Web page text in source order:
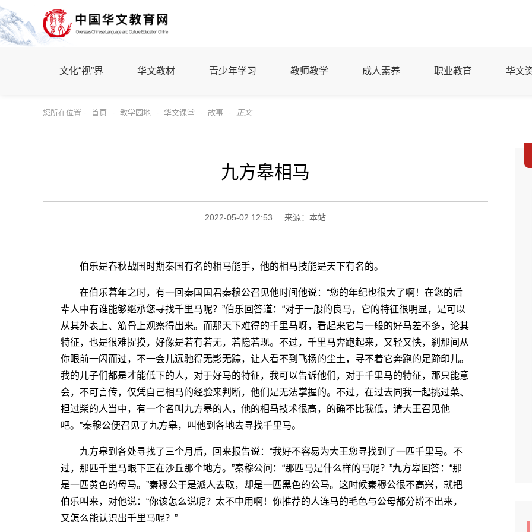
文化“视”界 华文教材 青少年学习 教师教学 成人素养 职业教育 华文
您所在位置 - 首页 - 教学园地 - 华文课堂 - 故事 - 正文
九方皋相马
2022-05-02 12:53 来源：本站
伯乐是春秋战国时期秦国有名的相马能手，他的相马技能是天下有名的。
在伯乐暮年之时，有一回秦国国君秦穆公召见他时间他说：“您的年纪也很大了啊！在您的后
辈人中有谁能够继承您寻找千里马呢？”伯乐回答道：“对于一般的良马，它的特征很明显，是可以
从其外表上、筋骨上观察得出来。而那天下难得的千里马呀，看起来它与一般的好马差不多，论其
特征，也是很难捉摸，好像是若有若无，若隐若现。不过，千里马奔跑起来，又轻又快，刹那间从
你眼前一闪而过，不一会儿远驰得无影无踪，让人看不到飞扬的尘土，寻不着它奔跑的足蹄印儿。
我的儿子们都是才能低下的人，对于好马的特征，我可以告诉他们，对于千里马的特征，那只能意
会，不可言传，仅凭自己相马的经验来判断，他们是无法掌握的。不过，在过去同我一起挑过菜、
担过柴的人当中，有一个名叫九方皋的人，他的相马技术很高，的确不比我低，请大王召见他
吧。”秦穆公便召见了九方皋，叫他到各地去寻找千里马。
九方皋到各处寻找了三个月后，回来报告说：“我好不容易为大王您寻找到了一匹千里马。不
过，那匹千里马眼下正在沙丘那个地方。”秦穆公问：“那匹马是什么样的马呢？”九方皋回答：“那
是一匹黄色的母马。”秦穆公于是派人去取，却是一匹黑色的公马。这时候秦穆公很不高兴，就把
伯乐叫来，对他说：“你该怎么说呢？太不中用啊！你推荐的人连马的毛色与公母都分辨不出来，
又怎么能认识出千里马呢？”